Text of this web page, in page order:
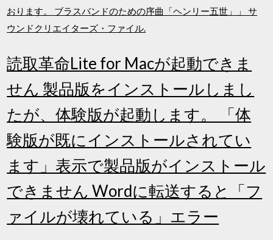
おります。 ブラスバンドのための序曲「ヘンリー五世」」 サ
ウンドクリエイターズ・ファイル.
読取革命Lite for Macが起動できま
せん 製品版をインストールしまし
たが、体験版が起動します。 「体
験版が既にインストールされてい
ます」表示で製品版がインストール
できません Wordに転送すると「フ
ァイルが壊れている」エラー